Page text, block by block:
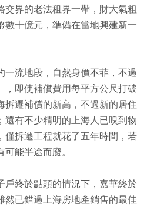
交界的老法租界一帶，財大氣粗
數十億元，準備在當地興建新一
一流地段，自然身價不菲，不過
，即使補償費用每平方公尺打破
拆遷補償的新高，不過新的居住
還有不少精明的上海人已嗅到物
僅拆遷工程就花了五年時間，若
能半途而廢。
戶終於點頭的情況下，嘉華終於
然已錯過上海房地產銷售的最佳